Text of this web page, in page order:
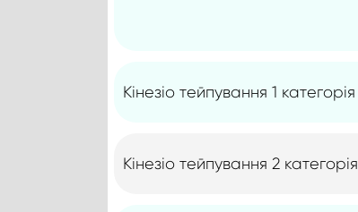
Кінезіо тейпування 1 категорія
Кінезіо тейпування 2 категорія